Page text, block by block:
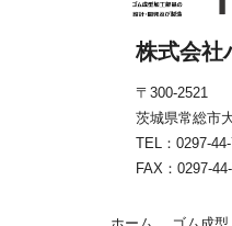
株式会社
〒300-2521
茨城県常総市
TEL： 0297-
FAX：0297-